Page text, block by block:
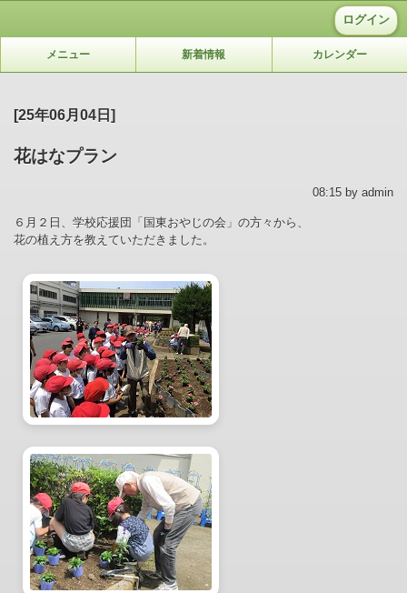
ログイン
メニュー 新着情報 カレンダー
[25年06月04日]
花はなプラン
08:15 by admin
６月２日、学校応援団「国東おやじの会」の方々から、
花の植え方を教えていただきました。